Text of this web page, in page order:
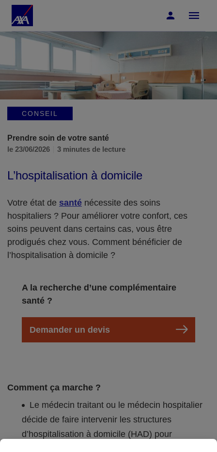
Accéder au Contenu
CONSEIL
Prendre soin de votre santé
le 23/06/2026
3 minutes de lecture
L’hospitalisation à domicile
Votre état de santé nécessite des soins
hospitaliers ? Pour améliorer votre confort, ces
soins peuvent dans certains cas, vous être
prodigués chez vous. Comment bénéficier de
l’hospitalisation à domicile ?
A la recherche d’une complémentaire
santé ?
Demander un devis
Comment ça marche ?
Le médecin traitant ou le médecin hospitalier
décide de faire intervenir les structures
d’hospitalisation à domicile (HAD) pour